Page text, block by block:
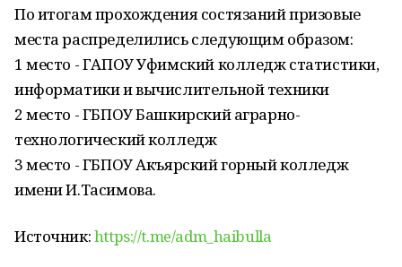
По итогам прохождения состязаний призовые
места распределились следующим образом:
1 место - ГАПОУ Уфимский колледж статистики,
информатики и вычислительной техники
2 место - ГБПОУ Башкирский аграрно-
технологический колледж
3 место - ГБПОУ Акъярский горный колледж
имени И.Тасимова.
Источник:https://t.me/adm_haibulla